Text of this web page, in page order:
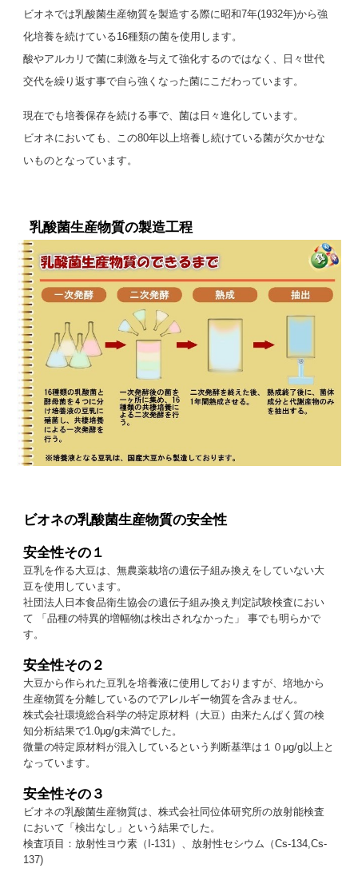
ビオネでは乳酸菌生産物質を製造する際に昭和7年(1932年)から強
化培養を続けている16種類の菌を使用します。
酸やアルカリで菌に刺激を与えて強化するのではなく、日々世代
交代を繰り返す事で自ら強くなった菌にこだわっています。
現在でも培養保存を続ける事で、菌は日々進化しています。
ビオネにおいても、この80年以上培養し続けている菌が欠かせな
いものとなっています。
乳酸菌生産物質の製造工程
ビオネの乳酸菌生産物質の安全性
安全性その１
豆乳を作る大豆は、無農薬栽培の遺伝子組み換えをしていない大
豆を使用しています。
社団法人日本食品衛生協会の遺伝子組み換え判定試験検査におい
て 「品種の特異的増幅物は検出されなかった」 事でも明らかで
す。
安全性その２
大豆から作られた豆乳を培養液に使用しておりますが、培地から
生産物質を分離しているのでアレルギー物質を含みません。
株式会社環境総合科学の特定原材料（大豆）由来たんぱく質の検
知分析結果で1.0μg/g未満でした。
微量の特定原材料が混入しているという判断基準は１０μg/g以上と
なっています。
安全性その３
ビオネの乳酸菌生産物質は、株式会社同位体研究所の放射能検査
において「検出なし」という結果でした。
検査項目：放射性ヨウ素（I-131）、放射性セシウム（Cs-134,Cs-
137)